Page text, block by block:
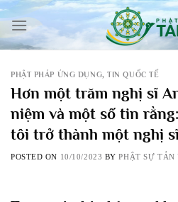
Skip
content
PHẬT PHÁP ỨNG DỤNG,TIN QUỐC TẾ
Hơn một trăm nghị sĩ
niệm và một số tin
tôi trở thành một nghị
POSTED ON 10/10/2023 BYPHẬT SỰ TẢN